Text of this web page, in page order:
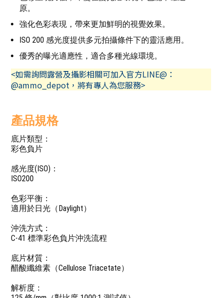
原。
強化色彩表現，帶來更加鮮明的視覺效果。
ISO 200 感光度提供多元拍攝條件下的靈活應用。
優秀的曝光適應性，適合多種光線環境。
<如需詢問露營及攝影相關可加入官方LINE@：
@ammo_depot，將有專人為您服務>
產品規格
底片類型：
彩色負片
感光度(ISO)：
ISO200
色彩平衡：
適用於日光（Daylight）
沖洗方式：
C-41 標準彩色負片沖洗流程
底片材質：
醋酸纖維素（Cellulose Triacetate）
解析度：